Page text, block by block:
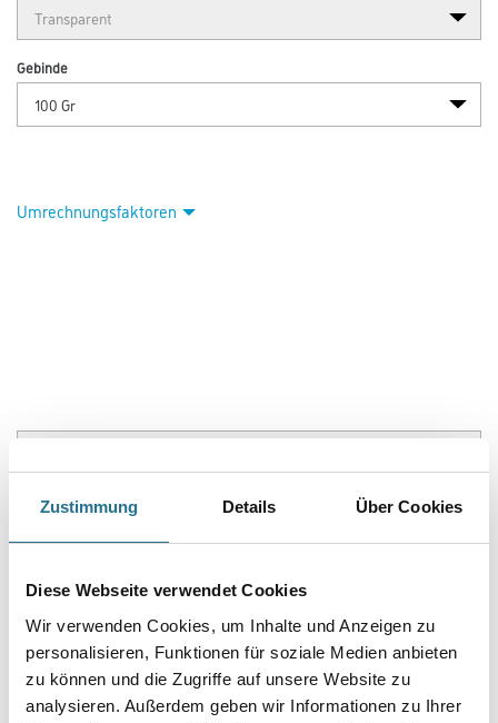
Zustimmung Details Über Cookies
Diese Webseite verwendet Cookies
Wir verwenden Cookies, um Inhalte und Anzeigen zu
personalisieren, Funktionen für soziale Medien anbieten
zu können und die Zugriffe auf unsere Website zu
analysieren. Außerdem geben wir Informationen zu Ihrer
Gebinde
Umrechnungsfaktoren
Produkteigenschaft
- Ideale Untergrundvorbereitung für jede Lackierung auf alten
- Löst hervorragend Fett, Schmutz, Nikotin etc.
- Schafft griffige, haftsichere Untergründe
- Schnell löslich
- Hochwirksam
- Geruchlos
Achtung